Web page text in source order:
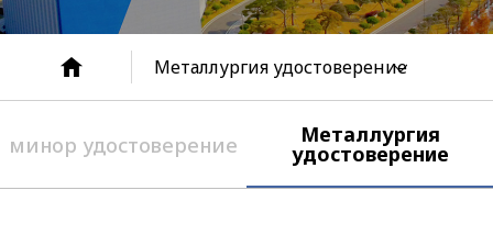
Металлургия удостоверение
минор удостоверение Металлургия
удостоверение